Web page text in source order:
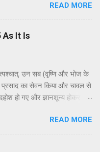
इसे और भी स्पष्ट रूप से समझाते हैं।
का विश्लेषणात्मक अध्ययन, उन
दर्शन द्वारा अनुमान लगाने और
में कर्म करते हैं, जैसा कि
भगवान ने उनतीसवें श्लोक में भी
इस प्रक्रिया में कोई दोष
रूप से समझाया गया है - कि
रूप से, कृष्ण पर) ...
READ MORE
As It Is
उन सब (वृष्णि और भोज के
प्रसाद का सेवन किया और चावल से
हो गए और ज्ञानशून्य होकर
अतिथि की अनुमति के बाद ही
और भोज के वंशजों ने ब्राह्मणों से
किया। क्षत्रियों को कुछ
READ MORE